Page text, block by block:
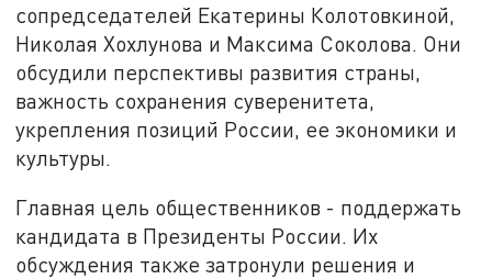
сопредседателей Екатерины Колотовкиной,
Николая Хохлунова и Максима Соколова. Они
обсудили перспективы развития страны,
важность сохранения суверенитета,
укрепления позиций России, ее экономики и
культуры.
Главная цель общественников - поддержать
кандидата в Президенты России. Их
обсуждения также затронули решения и